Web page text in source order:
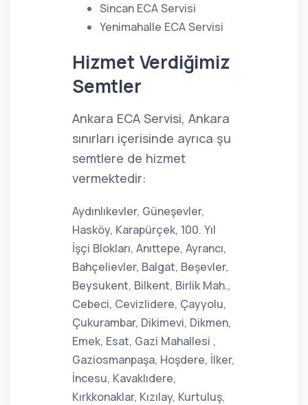
Sincan ECA Servisi
Yenimahalle ECA Servisi
Hizmet Verdiğimiz
Semtler
Ankara ECA Servisi, Ankara
sınırları içerisinde ayrıca şu
semtlere de hizmet
vermektedir:
Aydınlıkevler, Güneşevler,
Hasköy, Karapürçek, 100. Yıl
İşçi Blokları, Anıttepe, Ayrancı,
Bahçelievler, Balgat, Beşevler,
Beysukent, Bilkent, Birlik Mah.,
Cebeci, Cevizlidere, Çayyolu,
Çukurambar, Dikimevi, Dikmen,
Emek, Esat, Gazi Mahallesi ,
Gaziosmanpaşa, Hoşdere, İlker,
İncesu, Kavaklıdere,
Kırkkonaklar, Kızılay, Kurtuluş,